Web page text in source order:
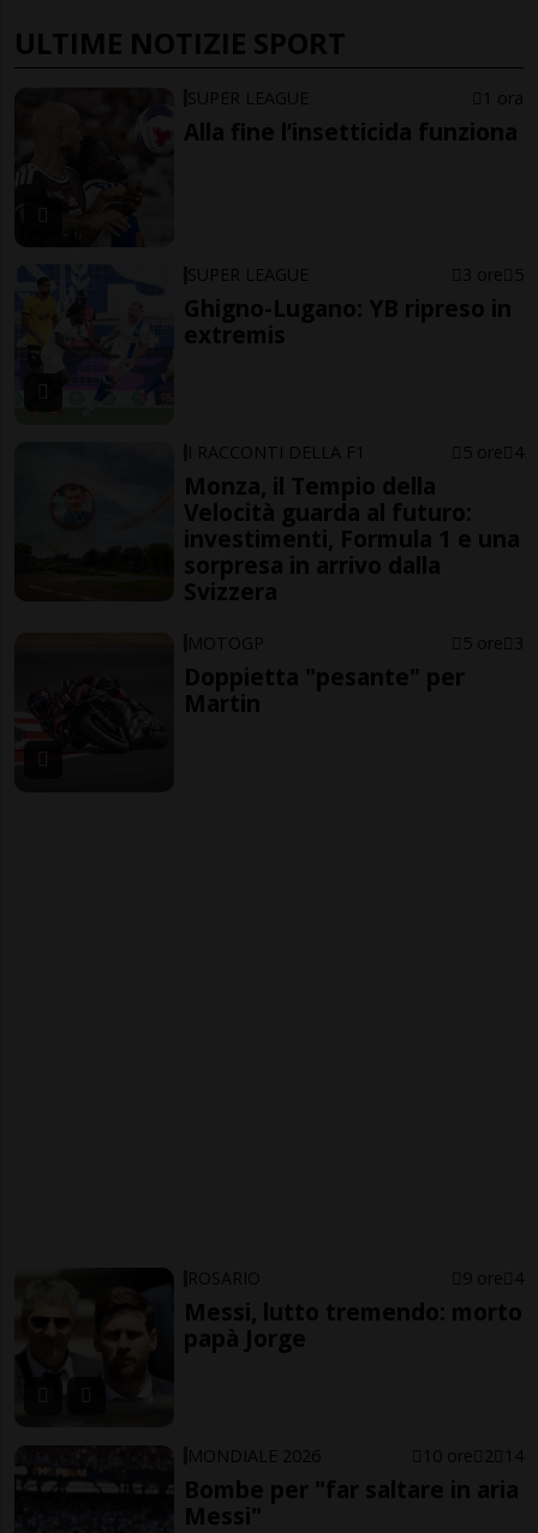
ULTIME NOTIZIE SPORT
SUPER LEAGUE 1 ora
Alla fine l’insetticida funziona
SUPER LEAGUE 3 ore 5
Ghigno-Lugano: YB ripreso in
extremis
I RACCONTI DELLA F1 5 ore 4
Monza, il Tempio della
Velocità guarda al futuro:
investimenti, Formula 1 e una
sorpresa in arrivo dalla
Svizzera
MOTOGP 5 ore 3
Doppietta "pesante" per
Martin
ROSARIO 9 ore 4
Messi, lutto tremendo: morto
papà Jorge
MONDIALE 2026 10 ore 2 14
Bombe per "far saltare in aria
Messi"